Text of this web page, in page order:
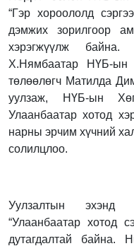
“Гэр хороололд
дэмжих зорилгоор
хэрэгжүүлж
Х.Нямбаатар НҮБ-ын
төлөөлөгч Матилда
уулзаж, НҮБ-ын
Улаанбаатар хотод
нарны эрчим хүчний
солилцлоо.
Уулзалтын эхэнд
“Улаанбаатар хотод
дутагдалтай байна.